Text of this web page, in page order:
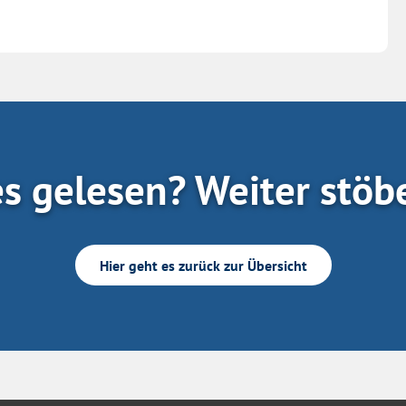
gelesen? Weiter
Hier geht es zurück zur Übersicht